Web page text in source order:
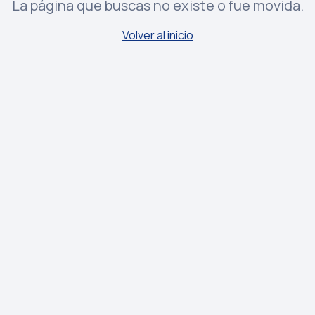
La página que buscas no existe o fue movida.
Volver al inicio